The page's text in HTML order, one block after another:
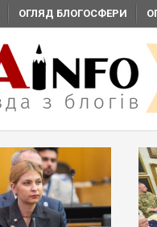
ОГЛЯД БЛОГОСФЕРИ